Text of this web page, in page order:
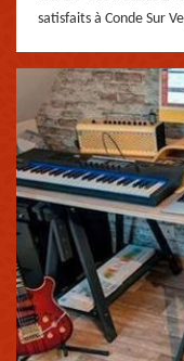
satisfaits à Conde Sur